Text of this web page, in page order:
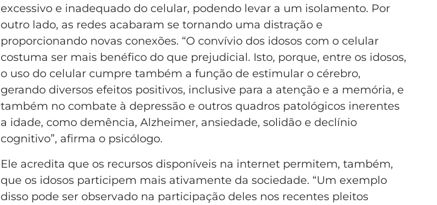
excessivo e inadequado do celular, podendo levar a um isolamento. Por
outro lado, as redes acabaram se tornando uma distração e
proporcionando novas conexões. “O convívio dos idosos com o celular
costuma ser mais benéfico do que prejudicial. Isto, porque, entre os idosos,
o uso do celular cumpre também a função de estimular o cérebro,
gerando diversos efeitos positivos, inclusive para a atenção e a memória, e
também no combate à depressão e outros quadros patológicos inerentes
a idade, como demência, Alzheimer, ansiedade, solidão e declínio
cognitivo”, afirma o psicólogo.
Ele acredita que os recursos disponíveis na internet permitem, também,
que os idosos participem mais ativamente da sociedade. “Um exemplo
disso pode ser observado na participação deles nos recentes pleitos